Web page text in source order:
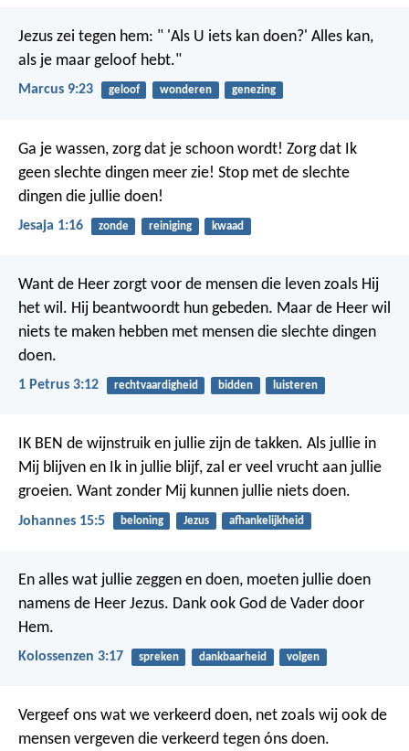
Jezus zei tegen hem: " 'Als U iets kan doen?' Alles kan,
als je maar geloof hebt."
Marcus 9:23 geloof wonderen genezing
Ga je wassen, zorg dat je schoon wordt! Zorg dat Ik
geen slechte dingen meer zie! Stop met de slechte
dingen die jullie doen!
Jesaja 1:16 zonde reiniging kwaad
Want de Heer zorgt voor de mensen die leven zoals Hij
het wil. Hij beantwoordt hun gebeden. Maar de Heer wil
niets te maken hebben met mensen die slechte dingen
doen.
1 Petrus 3:12 rechtvaardigheid bidden luisteren
IK BEN de wijnstruik en jullie zijn de takken. Als jullie in
Mij blijven en Ik in jullie blijf, zal er veel vrucht aan jullie
groeien. Want zonder Mij kunnen jullie niets doen.
Johannes 15:5 beloning Jezus afhankelijkheid
En alles wat jullie zeggen en doen, moeten jullie doen
namens de Heer Jezus. Dank ook God de Vader door
Hem.
Kolossenzen 3:17 spreken dankbaarheid volgen
Vergeef ons wat we verkeerd doen, net zoals wij ook de
mensen vergeven die verkeerd tegen óns doen.